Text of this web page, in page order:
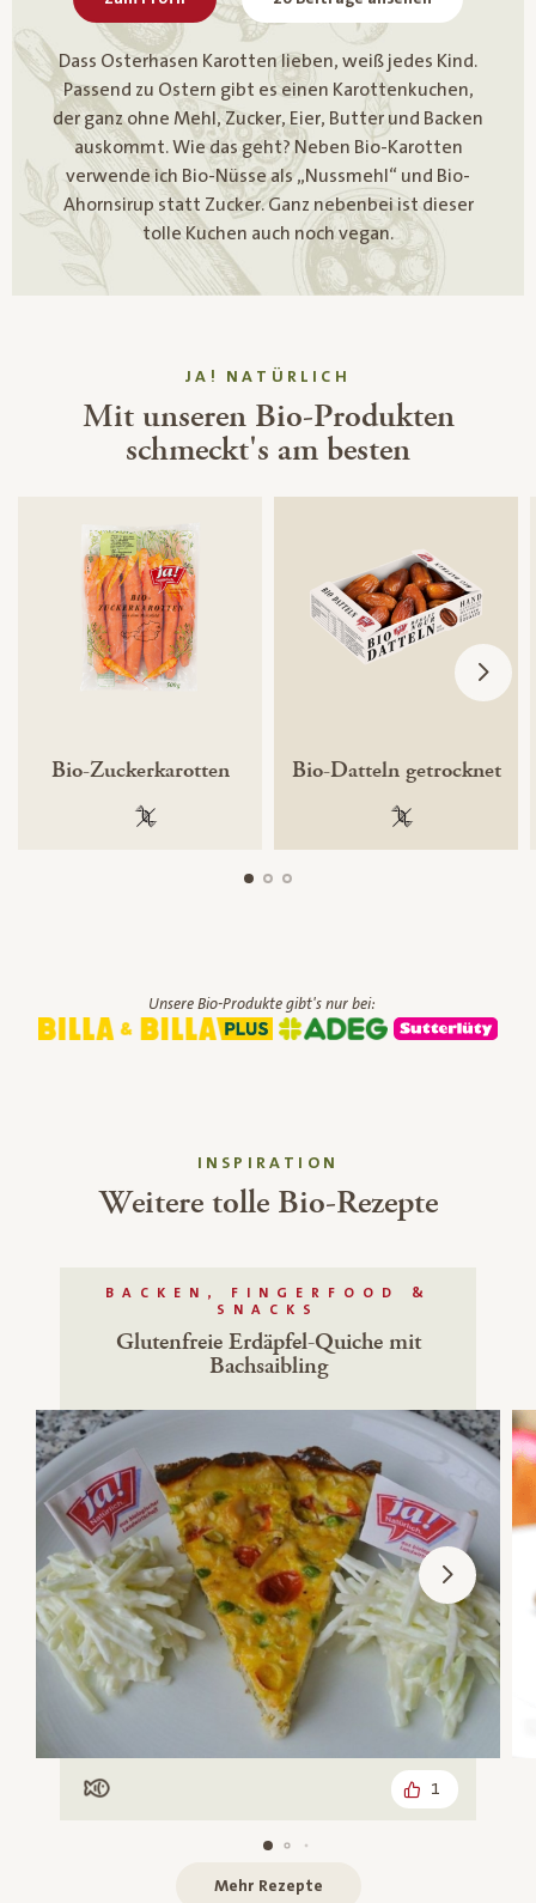
Dass Osterhasen Karotten lieben, weiß jedes Kind.
Passend zu Ostern gibt es einen Karottenkuchen,
der ganz ohne Mehl, Zucker, Eier, Butter und Backen
auskommt. Wie das geht? Neben Bio-Karotten
verwende ich Bio-Nüsse als „Nussmehl“ und Bio-
Ahornsirup statt Zucker. Ganz nebenbei ist dieser
tolle Kuchen auch noch vegan.
JA! NATÜRLICH
Mit unseren Bio-Produkten
schmeckt's am besten
Bio-Zuckerkarotten
100 % gentechnikfrei
Bio-Datteln getrocknet
100 %
Unsere Bio-Produkte gibt's nur bei:
INSPIRATION
Weitere tolle Bio-Rezepte
BACKEN, FINGERFOOD &
SNACKS
Glutenfreie Erdäpfel-Quiche mit
Bachsaibling
Mit Fisch 1
Mehr Rezepte